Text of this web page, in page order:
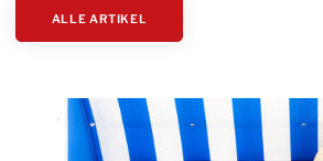
ALLE ARTIKEL